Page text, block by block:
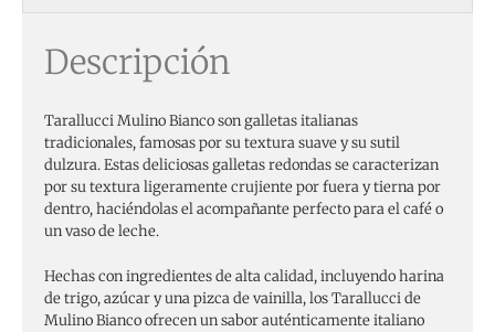
Descripción
Tarallucci Mulino Bianco son galletas italianas
tradicionales, famosas por su textura suave y su sutil
dulzura. Estas deliciosas galletas redondas se caracterizan
por su textura ligeramente crujiente por fuera y tierna por
dentro, haciéndolas el acompañante perfecto para el café o
un vaso de leche.
Hechas con ingredientes de alta calidad, incluyendo harina
de trigo, azúcar y una pizca de vainilla, los Tarallucci de
Mulino Bianco ofrecen un sabor auténticamente italiano